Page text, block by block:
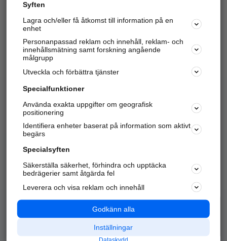
Hitta.se - Gratis nummerupplysning.
Sök företag, personer och platser.
Hitta telefonnummer, adresser, företagsinfo mm.
Marknadsför företaget
Kom igång och annonsera mot
samarbetspartners nära dig.
Alla kategorier
Populära sökningar
API & Kartor
Annonsera
Integritet
Nödnummer
Syften
Lagra och/eller få åtkomst till information på en
enhet
Personanpassad reklam och innehåll, reklam- och
innehållsmätning samt forskning angående
målgrupp
Utveckla och förbättra tjänster
Specialfunktioner
Använda exakta uppgifter om geografisk
positionering
Identifiera enheter baserat på information som aktivt
begärs
Specialsyften
Säkerställa säkerhet, förhindra och upptäcka
bedrägerier samt åtgärda fel
Leverera och visa reklam och innehåll
Godkänn alla
Inställningar
Dataskydd